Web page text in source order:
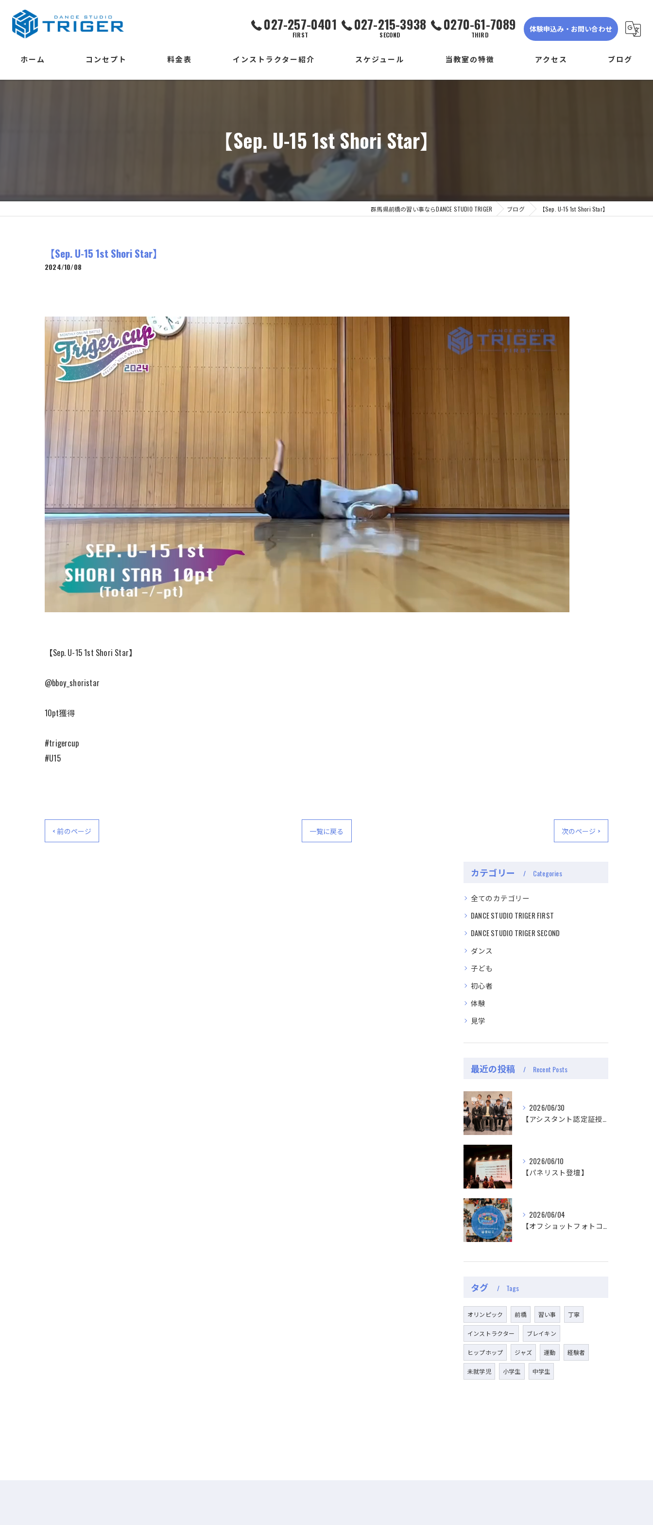
027-257-0401
FIRST
027-215-3938
SECOND
0270-61-7089
THIRD
体験申込み・お問い合わせ
ホーム コンセプト 料金表 インストラクター紹介 スケジュール
THIRD校
出張校
当教室の特徴 アクセス ブログ
【Sep. U-15 1st Shori Star】
群馬県前橋の習い事ならDANCE STUDIO TRIGER ブログ 【Sep. U-15 1st Shori Star】
【Sep. U-15 1st Shori Star】
2024/10/08
【Sep. U-15 1st Shori Star】
@bboy_shoristar
10pt獲得
#trigercup
#U15
< 前のページ 一覧に戻る 次のページ >
カテゴリー Categories
全てのカテゴリー
DANCE STUDIO TRIGER FIRST
DANCE STUDIO TRIGER SECOND
ダンス
子ども
初心者
体験
見学
最近の投稿 Recent Posts
2026/06/30
【アシスタント認定証授与式】
2026/06/10
【パネリスト登壇】
2026/06/04
【オフショットフォトコンテスト審査結果】
タグ Tags
オリンピック 前橋 習い事 丁寧
インストラクター ブレイキン
ヒップホップ ジャズ 運動 経験者
未就学児 小学生 中学生